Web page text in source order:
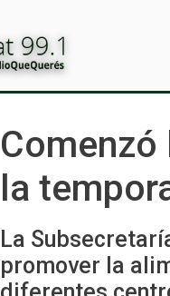
la
La
promover la